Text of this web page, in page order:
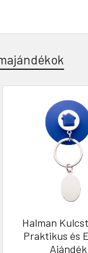
Halman
Praktikus és
Ajándék